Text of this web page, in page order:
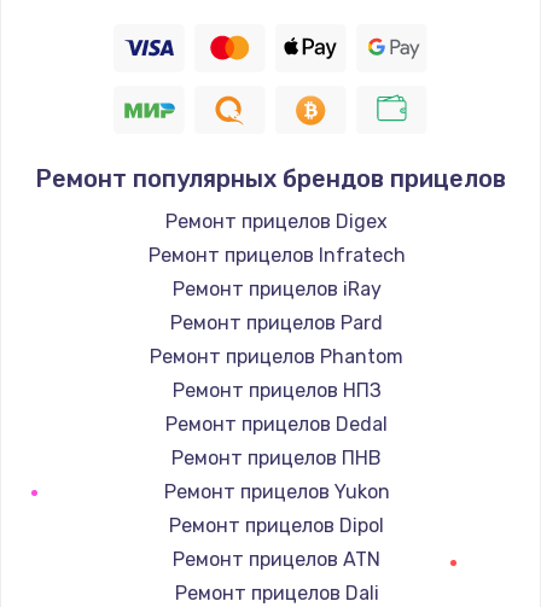
Ремонт популярных брендов прицелов
Ремонт прицелов Digex
Ремонт прицелов Infratech
Ремонт прицелов iRay
Ремонт прицелов Pard
Ремонт прицелов Phantom
Ремонт прицелов НПЗ
Ремонт прицелов Dedal
Ремонт прицелов ПНВ
Ремонт прицелов Yukon
Ремонт прицелов Dipol
Ремонт прицелов ATN
Ремонт прицелов Dali